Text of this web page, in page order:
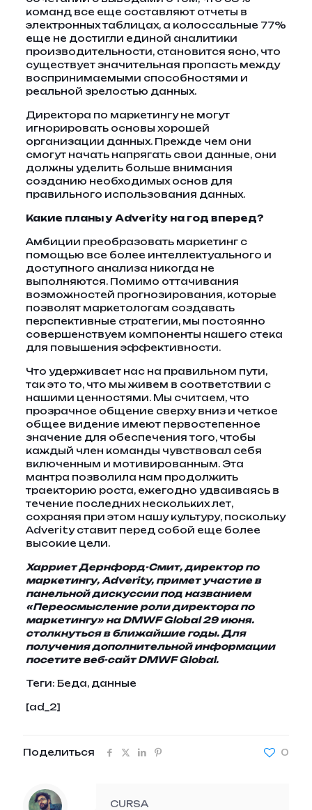
команд все еще составляют отчеты в
электронных таблицах, а колоссальные 77%
еще не достигли единой аналитики
производительности, становится ясно, что
существует значительная пропасть между
воспринимаемыми способностями и
реальной зрелостью данных.
Директора по маркетингу не могут
игнорировать основы хорошей
организации данных. Прежде чем они
смогут начать напрягать свои данные, они
должны уделить больше внимания
созданию необходимых основ для
правильного использования данных.
Какие планы у Adverity на год вперед?
Амбиции преобразовать маркетинг с
помощью все более интеллектуального и
доступного анализа никогда не
выполняются. Помимо оттачивания
возможностей прогнозирования, которые
позволят маркетологам создавать
перспективные стратегии, мы постоянно
совершенствуем компоненты нашего стека
для повышения эффективности.
Что удерживает нас на правильном пути,
так это то, что мы живем в соответствии с
нашими ценностями. Мы считаем, что
прозрачное общение сверху вниз и четкое
общее видение имеют первостепенное
значение для обеспечения того, чтобы
каждый член команды чувствовал себя
включенным и мотивированным. Эта
мантра позволила нам продолжить
траекторию роста, ежегодно удваиваясь в
течение последних нескольких лет,
сохраняя при этом нашу культуру, поскольку
Adverity ставит перед собой еще более
высокие цели.
Харриет Дернфорд-Смит, директор по
маркетингу, Adverity, примет участие в
панельной дискуссии под названием
«Переосмысление роли директора по
маркетингу» на DMWF Global 29 июня.
столкнуться в ближайшие годы. Для
получения дополнительной информации
посетите веб-сайт DMWF Global.
Теги: Беда, данные
[ad_2]
Поделиться 0
CURSA